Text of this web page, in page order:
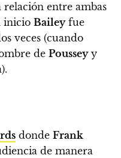
entre ambas
inicio Baileyfue
veces (cuando
de Pousseyy
donde Frank
de manera